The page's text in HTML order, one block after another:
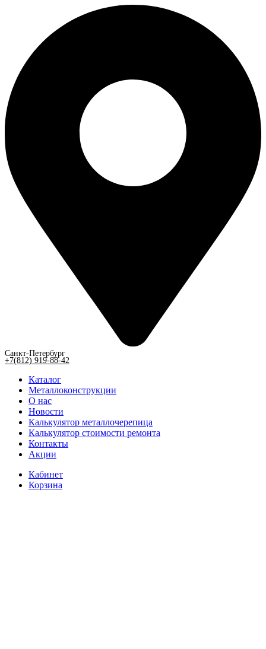
Санкт-Петербург
+7(812) 919-88-42
Каталог
Металлоконструкции
О нас
Новости
Калькулятор металлочерепица
Калькулятор стоимости ремонта
Контакты
Акции
Кабинет
Корзина